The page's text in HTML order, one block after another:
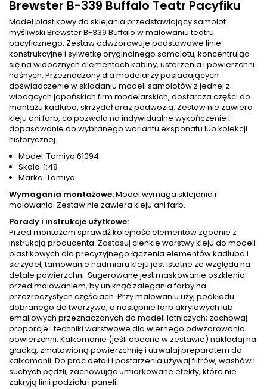
Brewster B-339 Buffalo Teatr Pacyfiku
Model plastikowy do sklejania przedstawiający samolot
myśliwski Brewster B-339 Buffalo w malowaniu teatru
pacyficznego. Zestaw odwzorowuje podstawowe linie
konstrukcyjne i sylwetkę oryginalnego samolotu, koncentrując
się na widocznych elementach kabiny, usterzenia i powierzchni
nośnych. Przeznaczony dla modelarzy posiadających
doświadczenie w składaniu modeli samolotów z jednej z
wiodących japońskich firm modelarskich, dostarcza części do
montażu kadłuba, skrzydeł oraz podwozia. Zestaw nie zawiera
kleju ani farb, co pozwala na indywidualne wykończenie i
dopasowanie do wybranego wariantu eksponatu lub kolekcji
historycznej.
Model: Tamiya 61094
Skala: 1:48
Marka: Tamiya
Wymagania montażowe:Model wymaga sklejania i
malowania. Zestaw nie zawiera kleju ani farb.
Porady i instrukcje użytkowe:
Przed montażem sprawdź kolejność elementów zgodnie z
instrukcją producenta. Zastosuj cienkie warstwy kleju do modeli
plastikowych dla precyzyjnego łączenia elementów kadłuba i
skrzydeł; tamowanie nadmiaru kleju jest istotne ze względu na
detale powierzchni. Sugerowane jest maskowanie oszklenia
przed malowaniem, by uniknąć zalegania farby na
przezroczystych częściach. Przy malowaniu użyj podkładu
dobranego do tworzywa, a następnie farb akrylowych lub
emaliowych przeznaczonych do modeli lotniczych; zachowaj
proporcje i techniki warstwowe dla wiernego odwzorowania
powierzchni. Kalkomanie (jeśli obecne w zestawie) nakładaj na
gładką, zmatowioną powierzchnię i utrwalaj preparatem do
kalkomanii. Do prac detali i postarzenia używaj filtrów, washów i
suchych pędzli, zachowując umiarkowane efekty, które nie
zakryją linii podziału i paneli.